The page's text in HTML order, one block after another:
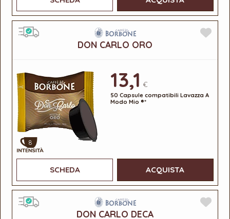
DON CARLO ORO
8
13,1 €
50 Capsule compatibili Lavazza A
Modo Mio ®*
SCHEDA ACQUISTA
DON CARLO DECA